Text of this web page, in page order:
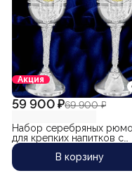
Акция
59 900 ₽69 900 ₽
Набор серебряных
для крепких напитков с
позолоченным гербом
России "Символ-7" (2 шт)
(объем 1 рюмки 55 мл)
В корзину